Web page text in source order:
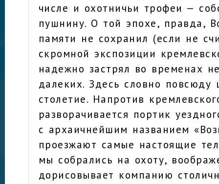
числе и охотничьи трофеи —
пушнину. О той эпохе, правда,
памяти не сохранил (если не
скромной экспозиции
надежно застрял во временах
далеких. Здесь словно повсюду
столетие. Напротив
разворачивается портик
с архаичнейшим названием
проезжают самые настоящие
мы собрались на охоту,
дорисовывает компанию